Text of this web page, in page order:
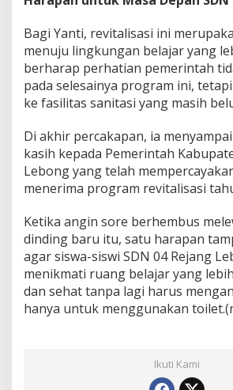
Bagi Yanti, revitalisasi ini
menuju lingkungan belajar yang
berharap perhatian pemerintah
pada selesainya program ini,
ke fasilitas sanitasi yang masih
Di akhir percakapan, ia
kasih kepada Pemerintah
Lebong yang telah
menerima program revitalisasi
Ketika angin sore berhembus
dinding baru itu, satu harapan
agar siswa-siswi SDN 04 Rejang
menikmati ruang belajar yang
dan sehat tanpa lagi harus
hanya untuk menggunakan
Ikuti Kami